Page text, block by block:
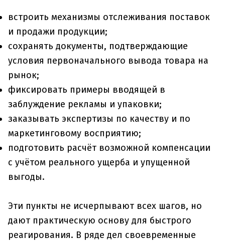
встроить механизмы отслеживания поставок
и продажи продукции;
сохранять документы, подтверждающие
условия первоначального вывода товара на
рынок;
фиксировать примеры вводящей в
заблуждение рекламы и упаковки;
заказывать экспертизы по качеству и по
маркетинговому восприятию;
подготовить расчёт возможной компенсации
с учётом реального ущерба и упущенной
выгоды.
Эти пункты не исчерпывают всех шагов, но
дают практическую основу для быстрого
реагирования. В ряде дел своевременные